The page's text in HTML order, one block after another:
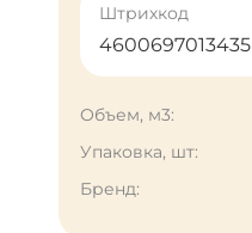
Штрихкод
4600697013435
Объем, м3:
Упаковка, шт:
Бренд: